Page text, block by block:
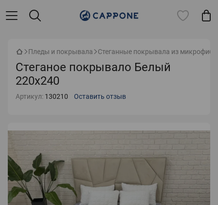
Пледы и покрывала Стеганные покрывала из
Стеганое покрывало Белый
220х240
Артикул: 130210 Оставить отзыв